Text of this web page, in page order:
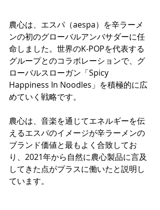
農心は、エスパ（aespa）を辛ラーメ
ンの初のグローバルアンバサダーに任
命しました。世界のK-POPを代表する
グループとのコラボレーションで、グ
ローバルスローガン「Spicy
Happiness In Noodles」を積極的に広
めていく戦略です。
農心は、音楽を通じてエネルギーを伝
えるエスパのイメージが辛ラーメンの
ブランド価値と最もよく合致してお
り、2021年から自然に農心製品に言及
してきた点がプラスに働いたと説明し
ています。